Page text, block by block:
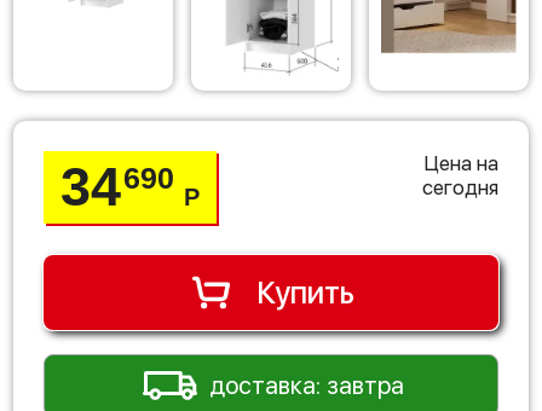
34690
Р
Цена на
сегодня
Купить
доставка: завтра